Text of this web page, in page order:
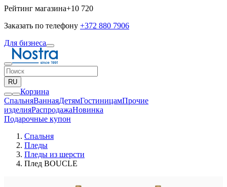
Рейтинг магазина+10 720
Заказать по телефону +372 880 7906
Для бизнеса
RU
Корзина
СпальняВаннаяДетямГостиницамПрочие
изделияPаспродажаНовинка
Подарочные купон
Спальня
Пледы
Пледы из шерсти
Плед BOUCLE